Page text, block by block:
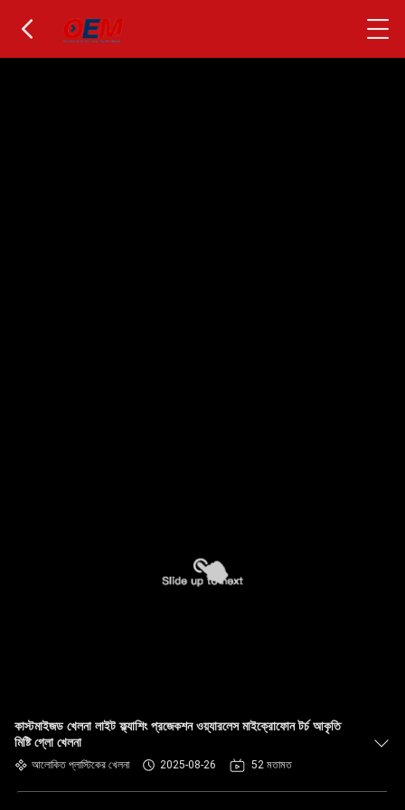
কাস্টমাইজড খেলনা লাইট ফ্ল্যাশিং প্রজেকশন ওয়্যারলেস মাইক্রোফোন টর্চ আকৃতি
মিষ্টি গ্লো খেলনা
আলোকিত প্লাস্টিকের খেলনা 2025-08-26 52 মতামত